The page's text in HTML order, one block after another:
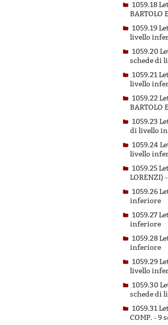
1059.18
BARTOLO
1059.19
livello
1059.20
schede di
1059.21
livello
1059.22
BARTOLO
1059.23
di livello
1059.24
livello
1059.25
LORENZI) -
1059.26
inferiore
1059.27
inferiore
1059.28
inferiore
1059.29
livello
1059.30
schede di
1059.31
COMP. -9